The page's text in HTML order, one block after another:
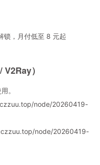
锁，月付低至 8 元起
）
。
node/20260419-
node/20260419-